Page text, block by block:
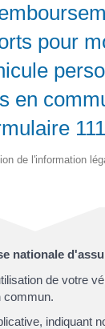
pour
en
de l'information
nationale
de votre
commun.
indiquant